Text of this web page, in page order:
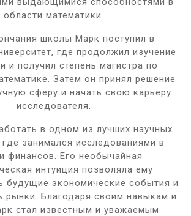
области математики.
школы Марк поступил в
где продолжил изучение
и получил степень магистра по
Затем он принял решение
сферу и начать свою карьеру
исследователя.
в одном из лучших научных
где занимался исследованиями в
финансов. Его необычайная
интуиция позволяла ему
будущие экономические события и
рынки. Благодаря своим навыкам и
стал известным и уважаемым